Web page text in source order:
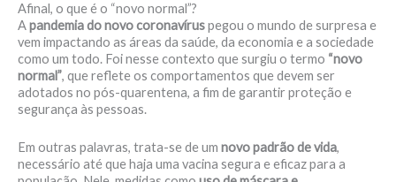
Afinal, o que é o “novo normal”?
Apandemia do novo coronavíruspegou o mundo de surpresa e
vem impactando as áreas da saúde, da economia e a sociedade
como um todo. Foi nesse contexto que surgiu o termo “novo
normal”, que reflete os comportamentos que devem ser
adotados no pós-quarentena, a fim de garantir proteção e
segurança às pessoas.
Em outras palavras, trata-se de um novo padrão de vida,
necessário até que haja uma vacina segura e eficaz para a